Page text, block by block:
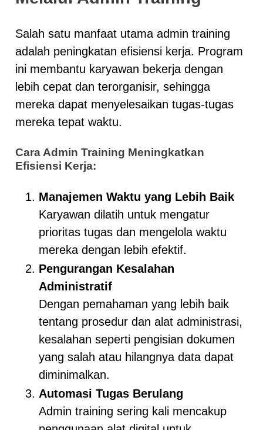
Salah satu manfaat utama admin training
adalah peningkatan efisiensi kerja. Program
ini membantu karyawan bekerja dengan
lebih cepat dan terorganisir, sehingga
mereka dapat menyelesaikan tugas-tugas
mereka tepat waktu.
Cara Admin Training Meningkatkan
Efisiensi Kerja:
Manajemen Waktu yang Lebih Baik
Karyawan dilatih untuk mengatur
prioritas tugas dan mengelola waktu
mereka dengan lebih efektif.
Pengurangan Kesalahan
Administratif
Dengan pemahaman yang lebih baik
tentang prosedur dan alat administrasi,
kesalahan seperti pengisian dokumen
yang salah atau hilangnya data dapat
diminimalkan.
Automasi Tugas Berulang
Admin training sering kali mencakup